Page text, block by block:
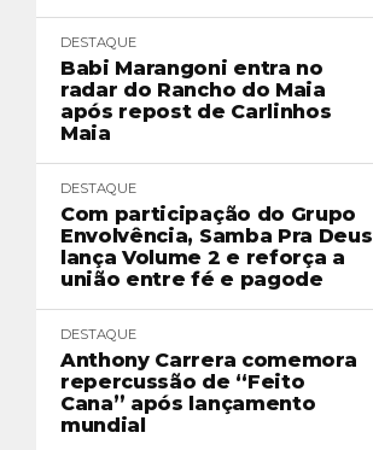
DESTAQUE
Babi Marangoni entra no
radar do Rancho do Maia
após repost de Carlinhos
Maia
DESTAQUE
Com participação do Grupo
Envolvência, Samba Pra Deus
lança Volume 2 e reforça a
união entre fé e pagode
DESTAQUE
Anthony Carrera comemora
repercussão de “Feito
Cana” após lançamento
mundial